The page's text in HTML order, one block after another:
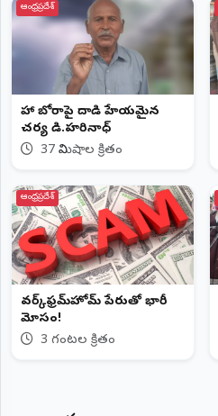
ఆంధ్రప్రదేశ్
నేహా బోరాపై దాడి హేయమైన
చర్య డి.హరినాధ్
37 నిమిషాల క్రితం
ఆంధ్రప్రదేశ్
వర్క్‌ఫ్రమ్‌హోమ్‌ పేరుతో భారీ
మోసం!
3 గంటల క్రితం